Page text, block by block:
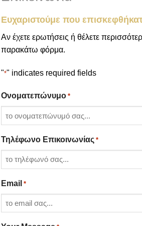
Ευχαριστούμε που
Αν έχετε ερωτήσεις ή θέλετε
παρακάτω φόρμα.
"*" indicates required fields
Ονοματεπώνυμο *
Τηλέφωνο Επικοινωνίας *
Email *